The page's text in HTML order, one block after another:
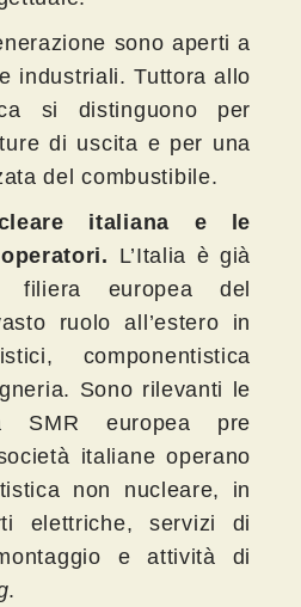
sono aperti a
industriali. Tuttora allo
si distinguono per
di uscita e per una
del combustibile.
italiana e le
L’Italia è già
filiera europea del
ruolo all’estero in
componentistica
Sono rilevanti le
SMR europea pre
italiane operano
non nucleare, in
elettriche, servizi di
e attività di
.